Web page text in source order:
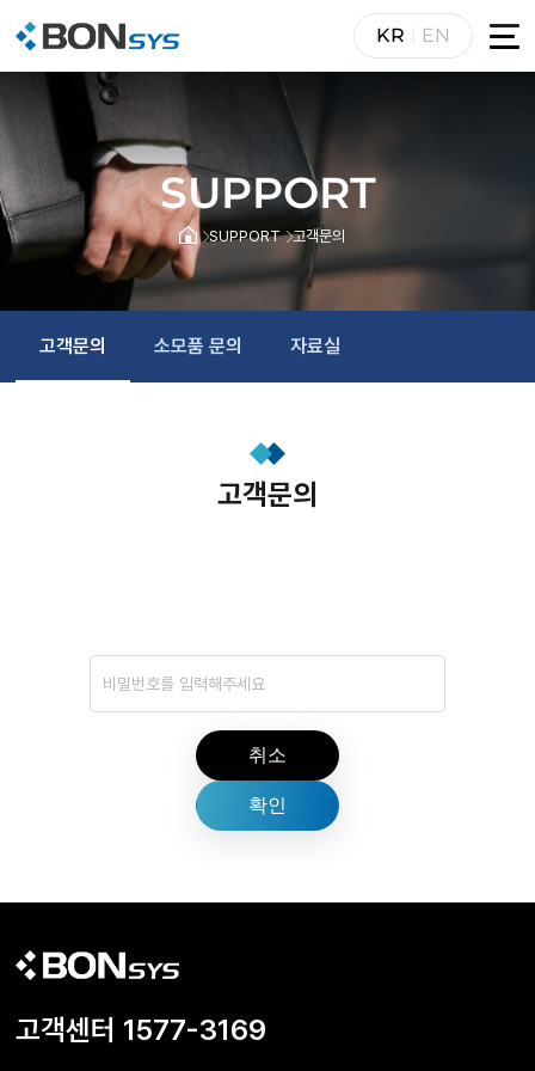
KR EN
SUPPORT
SUPPORT 고객문의
고객문의 소모품 문의 자료실
고객문의
취소
고객센터 1577-3169